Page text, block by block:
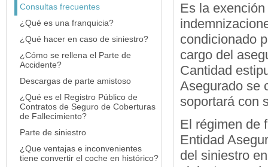
Consultas frecuentes
¿Qué es una franquicia?
¿Qué hacer en caso de siniestro?
¿Cómo se rellena el Parte de
Accidente?
Descargas de parte amistoso
¿Qué es el Registro Público de
Contratos de Seguro de Coberturas
de Fallecimiento?
Parte de siniestro
¿Que ventajas e inconvenientes
tiene convertir el coche en histórico?
Es la
condicionado
cargo del
Cantidad
Asegurado se
soportará con
El régimen de
Entidad
del siniestro